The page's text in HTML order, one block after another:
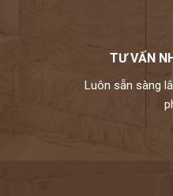
TƯ VẤN
Luôn sẵn sàng